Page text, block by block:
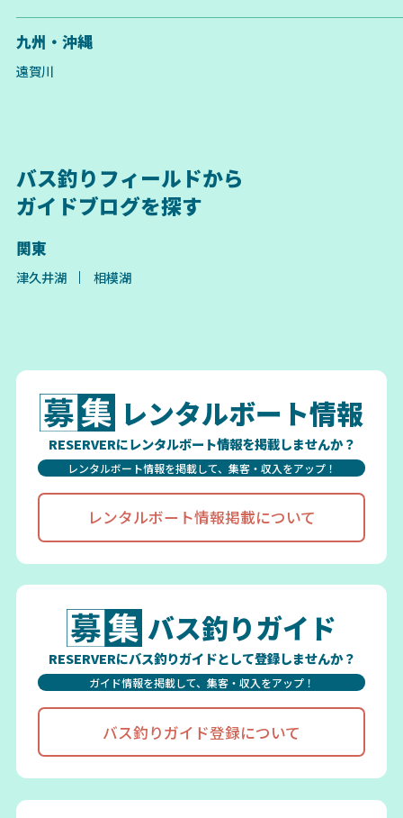
九州・沖縄
遠賀川
バス釣りフィールドから
ガイドブログを探す
関東
津久井湖 相模湖
レンタルボート情報
RESERVERにレンタルボート情報を掲載しませんか？
レンタルボート情報を掲載して、集客・収入をアップ！
レンタルボート情報掲載について
バス釣りガイド
RESERVERにバス釣りガイドとして登録しませんか？
ガイド情報を掲載して、集客・収入をアップ！
バス釣りガイド登録について